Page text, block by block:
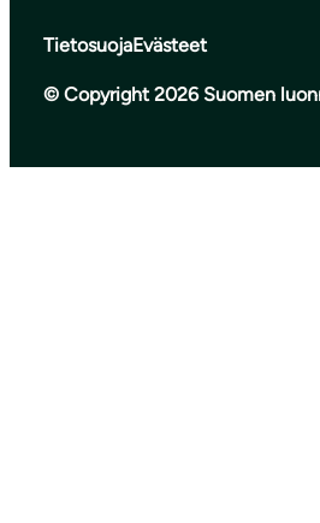
TietosuojaEvästeet
© Copyright 2026 Suomen